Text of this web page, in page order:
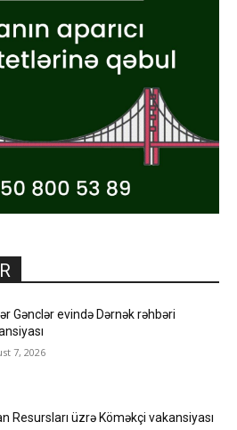
Gənclər evində Dərnək rəhbəri
7, 2026
Resursları üzrə Köməkçi vakansiyası